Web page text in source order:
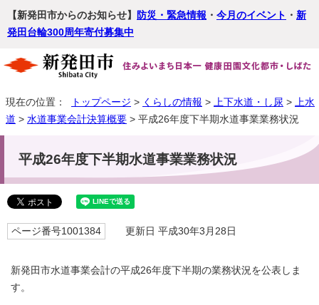
【新発田市からのお知らせ】 防災・緊急情報 ・ 今月のイベント ・ 新
発田台輪300周年寄付募集中
現在の位置： トップページ > くらしの情報 > 上下水道・し尿 >
上水
道 > 水道事業会計決算概要 > 平成26年度下半期水道事業業務状況
平成26年度下半期水道事業業務状況
ページ番号1001384 更新日 平成30年3月28日
新発田市水道事業会計の平成26年度下半期の業務状況を公表しま
す。